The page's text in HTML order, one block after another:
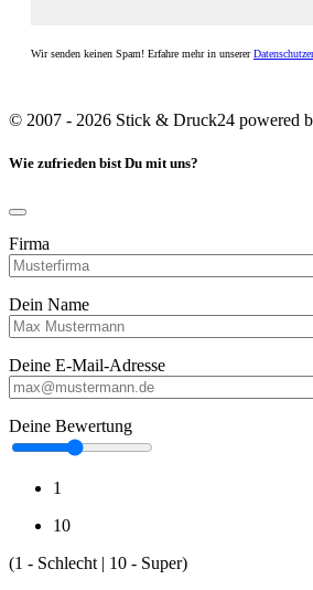
Wir senden keinen Spam! Erfahre mehr in unserer
© 2007 - 2026 Stick & Druck24 powered
Wie zufrieden bist Du mit uns?
Firma
Dein Name
Deine E-Mail-Adresse
Deine Bewertung
1
10
(1 - Schlecht | 10 - Super)